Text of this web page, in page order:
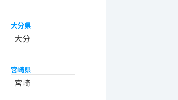
大分県
大分
宮崎県
宮崎